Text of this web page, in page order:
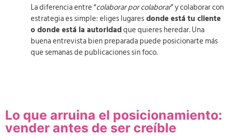
La diferencia entre “colaborar por colaborar” y colaborar con
estrategia es simple: eliges lugaresdonde está tu cliente
o donde está la autoridadque quieres heredar. Una
buena entrevista bien preparada puede posicionarte más
que semanas de publicaciones sin foco.
Lo que arruina el posicionamiento:
vender antes de ser creíble